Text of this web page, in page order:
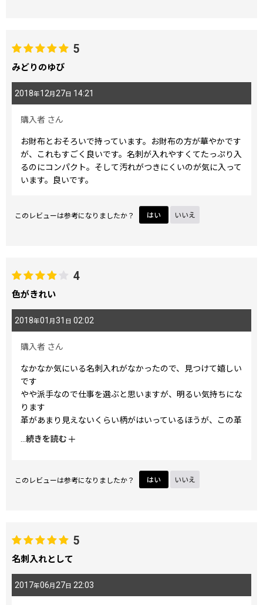
5
みどりのゆび
2018年12月 27日 14:21
購入者 さん
お財布とおそろいで持っています。お財布の方が華やかです
が、これもすごく良いです。名刺が入れやすくてたっぷり入
るのにコンパクト。そして汚れがつきにくいのが気に入って
います。良いです。
このレビューは参考になりましたか？ はい いいえ
4
色がきれい
2018年01 月31 日 02:02
購入者 さん
なかなか気にいる名刺入れがなかったので、見つけて嬉しい
です
やや派手なので仕事を選ぶと思いますが、明るい気持ちにな
ります
革があまり見えないくらい柄がはいっているほうが、この革
の場合は好きな質感のような気がしますので、その点でもい
いかなーと思います
続きを読む
このレビューは参考になりましたか？ はい いいえ
5
名刺入れとして
2017年06月 27 日 22:03